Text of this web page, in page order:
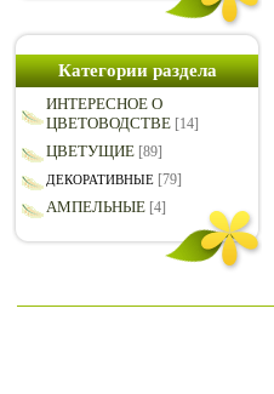
Категории раздела
ИНТЕРЕСНОЕ О
ЦВЕТОВОДСТВЕ [14]
ЦВЕТУЩИЕ [89]
ДЕКОРАТИВНЫЕ [79]
АМПЕЛЬНЫЕ [4]